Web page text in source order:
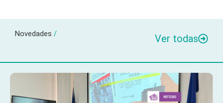
Novedades / Ver todas